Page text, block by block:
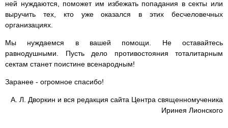
ней нуждаются, поможет им избежать попадания в секты или
выручить тех, кто уже оказался в этих бесчеловечных
организациях.
Мы нуждаемся в вашей помощи. Не оставайтесь
равнодушными. Пусть дело противостояния тоталитарным
сектам станет поистине всенародным!
Заранее - огромное спасибо!
А. Л. Дворкин и вся редакция сайта Центра священномученика
Иринея Лионского